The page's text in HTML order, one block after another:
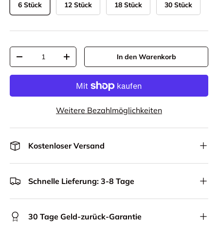
6 Stück 12 Stück 18 Stück 30 Stück
Anzahl
Menge verringernMenge erhöhen In den Warenkorb
Weitere Bezahlmöglichkeiten
Kostenloser Versand
Schnelle Lieferung: 3-8 Tage
30 Tage Geld-zurück-Garantie